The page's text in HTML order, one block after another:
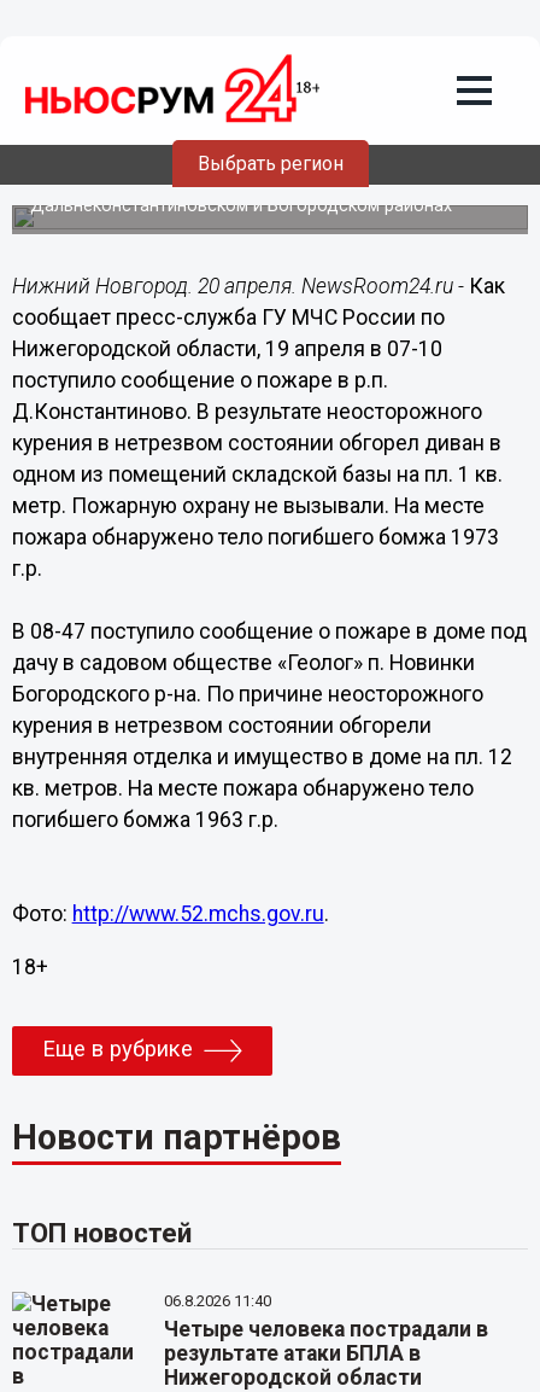
Выбрать регион
Пожары в садовом обществе и на
складской базе унесли жизни двух
нижегородцев
Трагические происшествия случились в
Дальнеконстантиновском и Богородском районах
Нижний Новгород. 20 апреля. NewsRoom24.ru - Как
сообщает пресс-служба ГУ МЧС России по
Нижегородской области, 19 апреля в 07-10
поступило сообщение о пожаре в р.п.
Д.Константиново. В результате неосторожного
курения в нетрезвом состоянии обгорел диван в
одном из помещений складской базы на пл. 1 кв.
метр. Пожарную охрану не вызывали. На месте
пожара обнаружено тело погибшего бомжа 1973
г.р.
В 08-47 поступило сообщение о пожаре в доме под
дачу в садовом обществе «Геолог» п. Новинки
Богородского р-на. По причине неосторожного
курения в нетрезвом состоянии обгорели
внутренняя отделка и имущество в доме на пл. 12
кв. метров. На месте пожара обнаружено тело
погибшего бомжа 1963 г.р.
Фото: http://www.52.mchs.gov.ru.
18+
Еще в рубрике
Новости партнёров
ТОП новостей
06.8.2026 11:40
Четыре человека пострадали в
результате атаки БПЛА в
Нижегородской области